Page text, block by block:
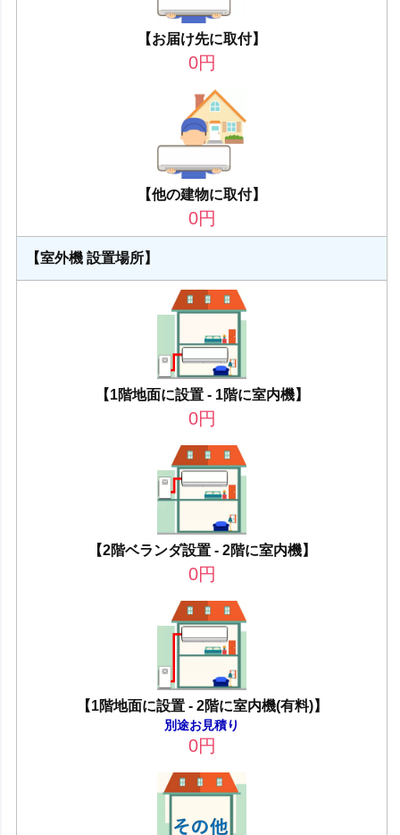
【お届け先に取付】
0円
【他の建物に取付】
0円
【室外機 設置場所】
【1階地面に設置 - 1階に室内機】
0円
【2階ベランダ設置 - 2階に室内機】
0円
【1階地面に設置 - 2階に室内機(有料)】
別途お見積り
0円